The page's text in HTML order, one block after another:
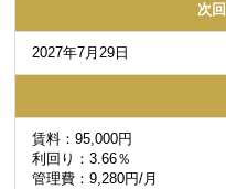
次
2027年7月29日
賃料：95,000円
利回り：3.66％
管理費：9,280円/月